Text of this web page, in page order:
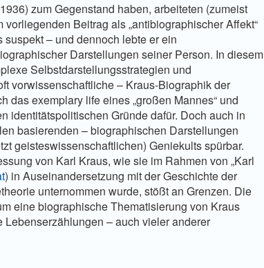
zum Gegenstand haben, arbeiteten (zumeist
Beitrag als „antibiographischer Affekt“
– und dennoch lebte er ein
Darstellungen seiner Person. In diesem
Selbstdarstellungsstrategien und
vorwissenschaftliche – Kraus-Biographik der
das exemplary life eines „großen Mannes“ und
identitätspolitischen Gründe dafür. Doch auch in
basierenden – biographischen Darstellungen
geisteswissenschaftlichen) Geniekults spürbar.
von Karl Kraus, wie sie im Rahmen von „Karl
) in Auseinandersetzung mit der Geschichte der
unternommen wurde, stößt an Grenzen. Die
eine biographische Thematisierung von Kraus
– auch vieler anderer